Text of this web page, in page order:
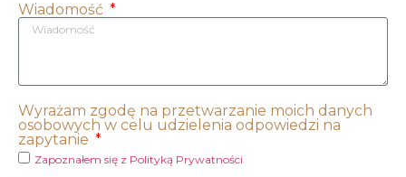
Wiadomość
Wyrażam zgodę na przetwarzanie moich danych
osobowych w celu udzielenia odpowiedzi na
zapytanie
Zapoznałem się z Polityką Prywatności